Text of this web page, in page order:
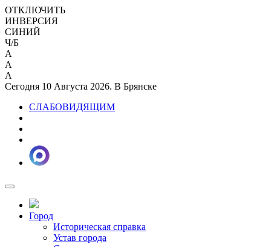
ОТКЛЮЧИТЬ
ИНВЕРСИЯ
СИНИЙ
Ч/Б
A
A
A
Сегодня 10 Августа 2026. В Брянске
СЛАБОВИДЯЩИМ
Город
Историческая справка
Устав города